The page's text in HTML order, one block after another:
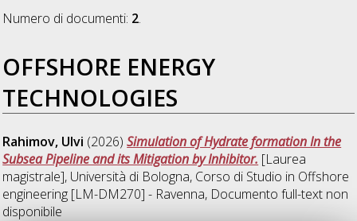
Numero di documenti: 2.
OFFSHORE ENERGY
TECHNOLOGIES
Rahimov, Ulvi (2026)Simulation of Hydrate formation In the
Subsea Pipeline and its Mitigation by Inhibitor. [Laurea
magistrale], Università di Bologna, Corso di Studio in Offshore
engineering [LM-DM270] - Ravenna, Documento full-text non
disponibile